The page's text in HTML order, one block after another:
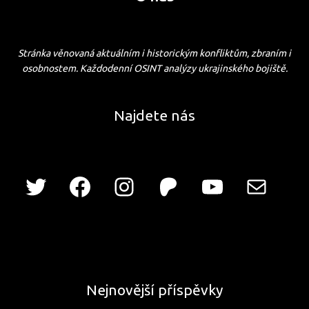
Stránka věnovaná aktuálním i historickým konfliktům, zbraním i
osobnostem. Každodenní OSINT analýzy ukrajinského bojiště.
Najdete nás
Nejnovější příspěvky